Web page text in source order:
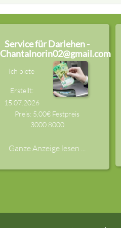
Service für Darlehen -
Chantalnorin02@gmail.com
Ich biete
Erstellt:
15.07.2026
Preis: 5,00€ Festpreis
3000 8000
Ganze Anzeige lesen ...